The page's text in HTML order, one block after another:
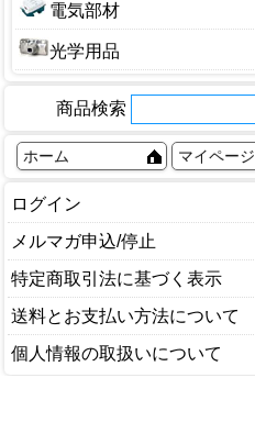
小型調理家電
食器乾燥機
電線モール
電話機
防犯カメラ
腕時計
懐中電灯
乾電池
電気部材
キャップ・ボディ
ステッカー
タイマー
配電盤・ブレーカー
その他
光学用品
双眼鏡・顕微鏡
望遠鏡
老眼鏡
商品検索
ホーム マイページ
ログイン
メルマガ申込/停止
特定商取引法に基づく表示
送料とお支払い方法について
個人情報の取扱いについて